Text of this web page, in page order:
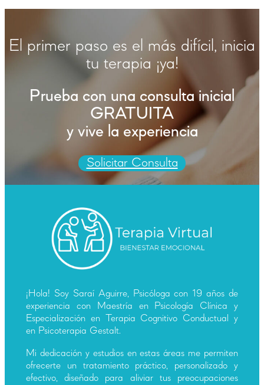
El primer paso es el más difícil, inicia
tu terapia ¡ya!
Prueba con una consulta inicial
GRATUITA
y vive la experiencia
Solicitar Consulta
¡Hola! Soy Saraí Aguirre, Psicóloga con 19 años de
experiencia con Maestría en Psicología Clínica y
Especialización en Terapia Cognitivo Conductual y
en Psicoterapia Gestalt.
Mi dedicación y estudios en estas áreas me permiten
ofrecerte un tratamiento práctico, personalizado y
efectivo, diseñado para aliviar tus preocupaciones